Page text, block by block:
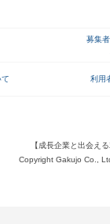
ー
不明
募集
利用
【成長企業と出会え
Copyright Gakujo Co.,